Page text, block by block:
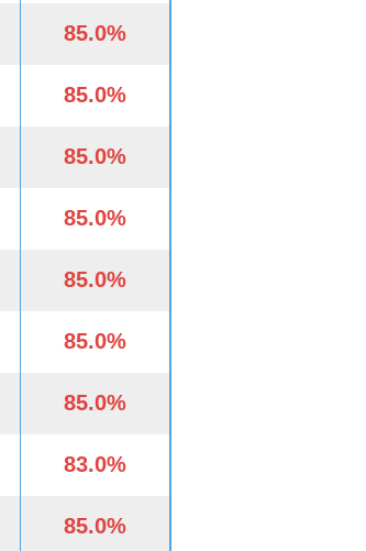
85.0%
85.0%
85.0%
85.0%
85.0%
85.0%
85.0%
83.0%
85.0%